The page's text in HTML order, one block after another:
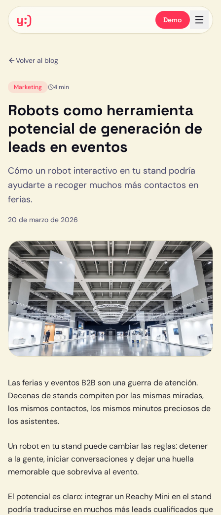
y:) Demo
Volver al blog
Marketing 4 min
Robots como herramienta
potencial de generación de
leads en eventos
Cómo un robot interactivo en tu stand podría
ayudarte a recoger muchos más contactos en
ferias.
20 de marzo de 2026
Las ferias y eventos B2B son una guerra de atención.
Decenas de stands compiten por las mismas miradas,
los mismos contactos, los mismos minutos preciosos de
los asistentes.
Un robot en tu stand puede cambiar las reglas: detener
a la gente, iniciar conversaciones y dejar una huella
memorable que sobreviva al evento.
El potencial es claro: integrar un Reachy Mini en el stand
podría traducirse en muchos más leads cualificados que